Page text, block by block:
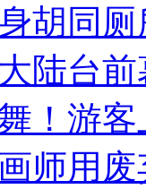
胡同
陆台
！游客
师用